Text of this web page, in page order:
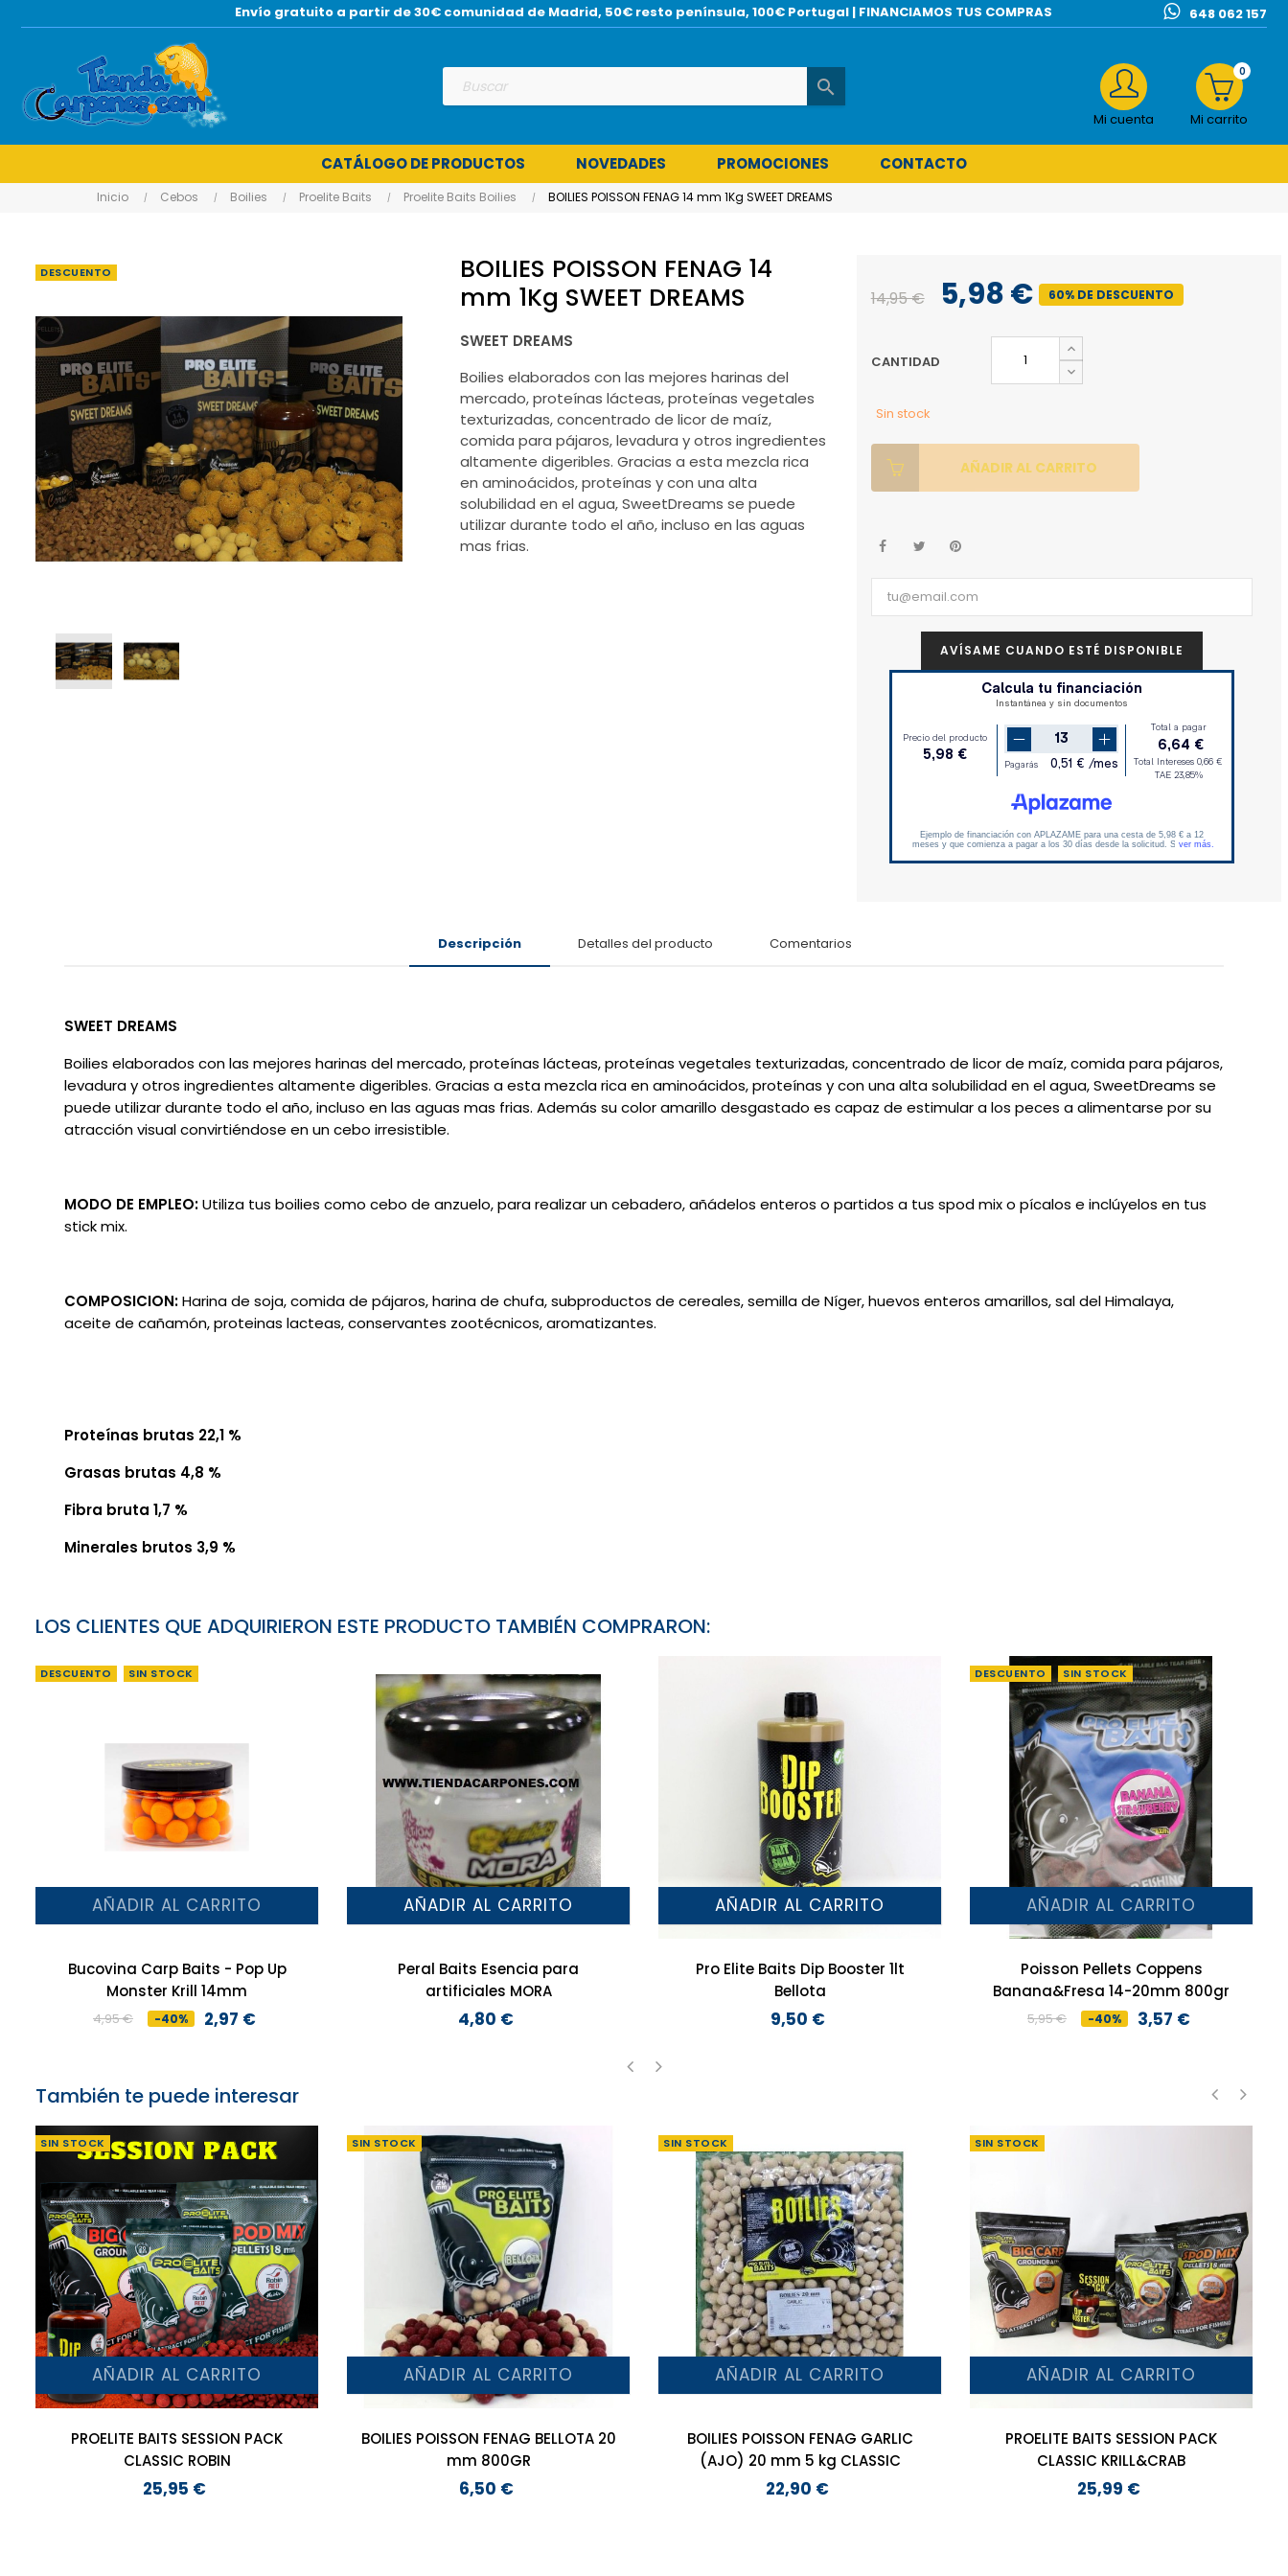
Envío gratuito a partir de 30€ comunidad de Madrid, 50€ resto península, 100€ Portugal | FINANCIAMOS TUS COMPRAS 648 062 157
search
0
Mi carrito
Mi cuenta
CATÁLOGO DE PRODUCTOS NOVEDADES PROMOCIONES CONTACTO
Inicio Cebos Boilies Proelite Baits Proelite Baits Boilies BOILIES POISSON FENAG 14 mm 1Kg SWEET DREAMS
DESCUENTO
BOILIES POISSON FENAG 14
mm 1Kg SWEET DREAMS
SWEET DREAMS
Boilies elaborados con las mejores harinas del
mercado, proteínas lácteas, proteínas vegetales
texturizadas, concentrado de licor de maíz,
comida para pájaros, levadura y otros ingredientes
altamente digeribles. Gracias a esta mezcla rica
en aminoácidos, proteínas y con una alta
solubilidad en el agua, SweetDreams se puede
utilizar durante todo el año, incluso en las aguas
mas frias.
14,95 € 5,98 € 60% DE DESCUENTO
CANTIDAD
Sin stock
AÑADIR AL CARRITO
AVÍSAME CUANDO ESTÉ DISPONIBLE
Descripción Detalles del producto Comentarios
SWEET DREAMS
Boilies elaborados con las mejores harinas del mercado, proteínas lácteas, proteínas vegetales texturizadas, concentrado de licor de maíz, comida para pájaros,
levadura y otros ingredientes altamente digeribles. Gracias a esta mezcla rica en aminoácidos, proteínas y con una alta solubilidad en el agua, SweetDreams se
puede utilizar durante todo el año, incluso en las aguas mas frias. Además su color amarillo desgastado es capaz de estimular a los peces a alimentarse por su
atracción visual convirtiéndose en un cebo irresistible.
MODO DE EMPLEO:Utiliza tus boilies como cebo de anzuelo, para realizar un cebadero, añádelos enteros o partidos a tus spod mix o pícalos e inclúyelos en tus
stick mix.
COMPOSICION:Harina de soja, comida de pájaros, harina de chufa, subproductos de cereales, semilla de Níger, huevos enteros amarillos, sal del Himalaya,
aceite de cañamón, proteinas lacteas, conservantes zootécnicos, aromatizantes.
Proteínas brutas 22,1 %
Grasas brutas 4,8 %
Fibra bruta 1,7 %
Minerales brutos 3,9 %
LOS CLIENTES QUE ADQUIRIERON ESTE PRODUCTO TAMBIÉN COMPRARON:
DESCUENTO SIN STOCK
AÑADIR AL CARRITO
Bucovina Carp Baits - Pop Up
Monster Krill 14mm
Precio
4,95 € -40%
Precio2,97 €
AÑADIR AL CARRITO
Peral Baits Esencia para
artificiales MORA
Precio
4,80 €
AÑADIR AL CARRITO
Pro Elite Baits Dip Booster 1lt
Bellota
Precio
9,50 €
DESCUENTO SIN STOCK
AÑADIR AL CARRITO
Poisson Pellets Coppens
Banana&Fresa 14-20mm 800gr
Precio
5,95 € -40%
Precio3,57 €
También te puede interesar
SIN STOCK
AÑADIR AL CARRITO
PROELITE BAITS SESSION PACK
CLASSIC ROBIN
Precio
25,95 €
SIN STOCK
AÑADIR AL CARRITO
BOILIES POISSON FENAG BELLOTA 20
mm 800GR
Precio
6,50 €
SIN STOCK
AÑADIR AL CARRITO
BOILIES POISSON FENAG GARLIC
(AJO) 20 mm 5 kg CLASSIC
Precio
22,90 €
SIN STOCK
AÑADIR AL CARRITO
PROELITE BAITS SESSION PACK
CLASSIC KRILL&CRAB
Precio
25,99 €
‹ ›